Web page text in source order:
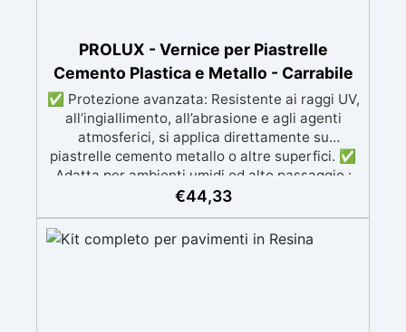
giorno successivo
PROLUX - Vernice per Piastrelle
Cemento Plastica e Metallo - Carrabile
✅ Protezione avanzata: Resistente ai raggi UV,
all’ingiallimento, all’abrasione e agli agenti
atmosferici, si applica direttamente su
piastrelle cemento metallo o altre superfici. ✅
Adatta per ambienti umidi od alto passaggio :
Formulazione Poliuretanica, ideale per ambienti
superiore alle resine epossidiche e vernici
classiche. ✅ Finitura versatile e
€44,33